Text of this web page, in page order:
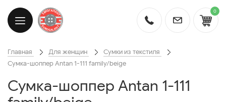
0
Главная Для женщин
Сумки из текстиля
Сумка-шоппер Antan 1-111 family/beige
Сумка-шоппер Antan 1-111